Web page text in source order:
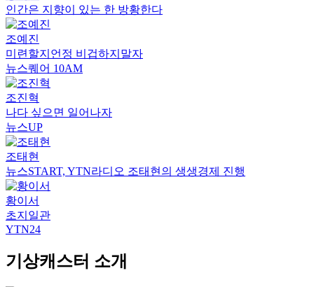
인간은 지향이 있는 한 방황한다
조예진
미련할지언정 비겁하지말자
뉴스퀘어 10AM
조진혁
나다 싶으면 일어나자
뉴스UP
조태현
뉴스START, YTN라디오 조태현의 생생경제 진행
황이서
초지일관
YTN24
기상캐스터 소개